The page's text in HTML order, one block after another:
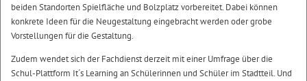
beiden Standorten Spielfläche und Bolzplatz vorbereitet. Dabei können
konkrete Ideen für die Neugestaltung eingebracht werden oder grobe
Vorstellungen für die Gestaltung.
Zudem wendet sich der Fachdienst derzeit mit einer Umfrage über die
Schul-Plattform It´s Learning an Schülerinnen und Schüler im Stadtteil. Und